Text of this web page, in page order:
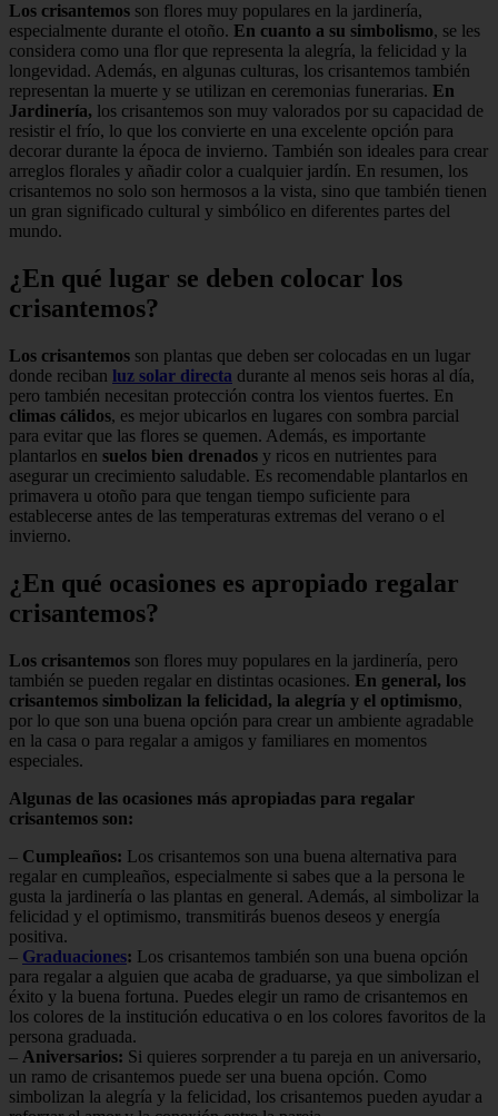
Los crisantemos son flores muy populares en la jardinería,
especialmente durante el otoño. En cuanto a su simbolismo, se les
considera como una flor que representa la alegría, la felicidad y la
longevidad. Además, en algunas culturas, los crisantemos también
representan la muerte y se utilizan en ceremonias funerarias. En
Jardinería, los crisantemos son muy valorados por su capacidad de
resistir el frío, lo que los convierte en una excelente opción para
decorar durante la época de invierno. También son ideales para crear
arreglos florales y añadir color a cualquier jardín. En resumen, los
crisantemos no solo son hermosos a la vista, sino que también tienen
un gran significado cultural y simbólico en diferentes partes del
mundo.
¿En qué lugar se deben colocar los
crisantemos?
Los crisantemos son plantas que deben ser colocadas en un lugar
donde reciban luz solar directa durante al menos seis horas al día,
pero también necesitan protección contra los vientos fuertes. En
climas cálidos, es mejor ubicarlos en lugares con sombra parcial
para evitar que las flores se quemen. Además, es importante
plantarlos en suelos bien drenados y ricos en nutrientes para
asegurar un crecimiento saludable. Es recomendable plantarlos en
primavera u otoño para que tengan tiempo suficiente para
establecerse antes de las temperaturas extremas del verano o el
invierno.
¿En qué ocasiones es apropiado regalar
crisantemos?
Los crisantemos son flores muy populares en la jardinería, pero
también se pueden regalar en distintas ocasiones. En general, los
crisantemos simbolizan la felicidad, la alegría y el optimismo,
por lo que son una buena opción para crear un ambiente agradable
en la casa o para regalar a amigos y familiares en momentos
especiales.
Algunas de las ocasiones más apropiadas para regalar
crisantemos son:
– Cumpleaños: Los crisantemos son una buena alternativa para
regalar en cumpleaños, especialmente si sabes que a la persona le
gusta la jardinería o las plantas en general. Además, al simbolizar la
felicidad y el optimismo, transmitirás buenos deseos y energía
positiva.
– Graduaciones: Los crisantemos también son una buena opción
para regalar a alguien que acaba de graduarse, ya que simbolizan el
éxito y la buena fortuna. Puedes elegir un ramo de crisantemos en
los colores de la institución educativa o en los colores favoritos de la
persona graduada.
– Aniversarios: Si quieres sorprender a tu pareja en un aniversario,
un ramo de crisantemos puede ser una buena opción. Como
simbolizan la alegría y la felicidad, los crisantemos pueden ayudar a